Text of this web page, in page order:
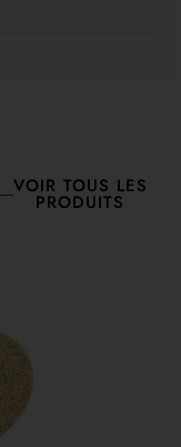
VOIR TOUS LES
PRODUITS